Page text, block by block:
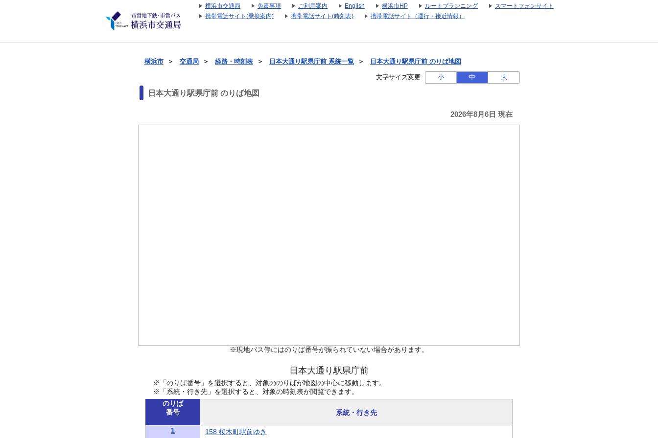
横浜市交通局 免責事項 ご利用案内 English 横浜市HP ルートプランニング
スマートフォンサイト
携帯電話サイト(乗換案内)
携帯電話サイト(時刻表) 携帯電話サイト（運行・接近情報）
横浜市 ＞ 交通局 ＞ 経路・時刻表 ＞ 日本大通り駅県庁前 系統一覧 ＞ 日本大通り駅県庁前 のりば地図
文字サイズ変更 小 中 大
日本大通り駅県庁前 のりば地図
2026年8月6日 現在
※現地バス停にはのりば番号が振られていない場合があります。
日本大通り駅県庁前
※「のりば番号」を選択すると、対象ののりばが地図の中心に移動します。
※「系統・行き先」を選択すると、対象の時刻表が閲覧できます。
のりば
番号
系統・行き先
1
158 桜木町駅前ゆき